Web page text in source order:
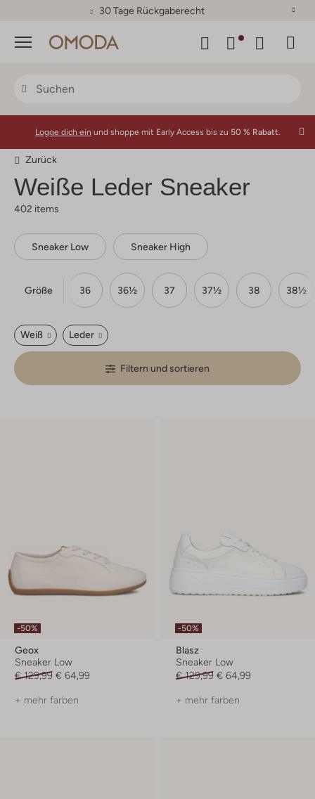
30 Tage Rückgaberecht
Menü
Logge dich ein und shoppe mit Early Access bis zu 50 % Rabatt.
Zurück
Weiße Leder Sneaker
402 items
Sneaker Low Sneaker High
Größe
35½ 36 36½ 37 37½ 38 38½
Weiß Leder
Filtern und sortieren
-50%
Geox
Sneaker Low
€ 129,99 € 64,99
+ mehr farben
-50%
Blasz
Sneaker Low
€ 129,99 € 64,99
+ mehr farben